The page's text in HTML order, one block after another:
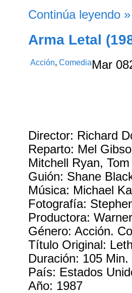
Continúa leyendo »
Arma Letal
Acción,ComediaMar 08
Director: Richard
Reparto: Mel
Mitchell Ryan,
Guión: Shane
Música: Michael
Fotografía:
Productora:
Género: Acción.
Título Original:
Duración: 105 Min.
País: Estados
Año: 1987